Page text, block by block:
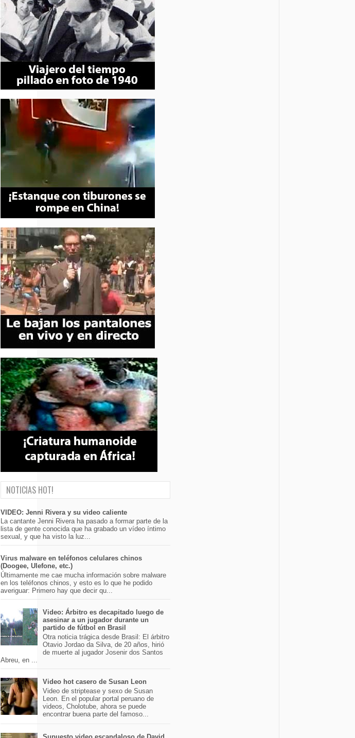
NOTICIAS HOT!
VIDEO: Jenni Rivera y su video caliente
La cantante Jenni Rivera ha pasado a formar parte de la
lista de gente conocida que ha grabado un vídeo íntimo
sexual, y que ha visto la luz...
Virus malware en teléfonos celulares chinos
(Doogee, Ulefone, etc.)
Últimamente me cae mucha información sobre malware
en los teléfonos chinos, y esto es lo que he podido
averiguar: Primero hay que decir qu...
Video: Árbitro es decapitado luego de
asesinar a un jugador durante un
partido de fútbol en Brasil
Otra noticia trágica desde Brasil: El árbitro
Otavio Jordao da Silva, de 20 años, hirió
de muerte al jugador Josenir dos Santos
Abreu, en ...
Video hot casero de Susan Leon
Video de striptease y sexo de Susan
Leon. En el popular portal peruano de
videos, Cholotube, ahora se puede
encontrar buena parte del famoso...